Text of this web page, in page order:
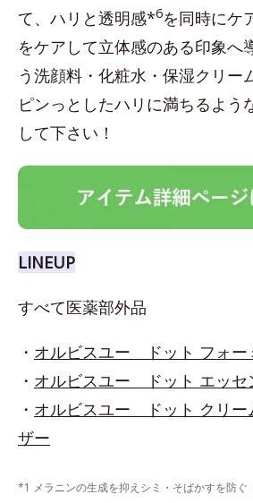
て、ハリと透明感*6を同時にケ
をケアして立体感のある印象へ
う洗顔料・化粧水・保湿クリー
ピンっとしたハリに満ちるよう
して下さい！
LINEUP
すべて医薬部外品
・ オルビスユー ドット フォー
・ オルビスユー ドット エッセ
・ オルビスユー ドット クリー
ザー
*1 メラニンの生成を抑えシミ・そばかすを防ぐ